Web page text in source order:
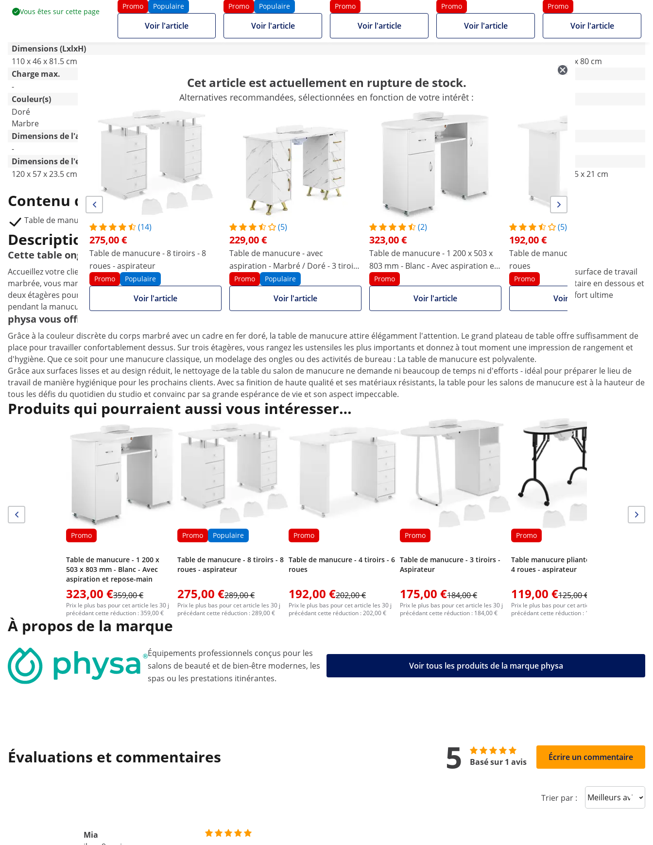
Doré - 3 tiroirs - Repose-
mains
Vous êtes sur cette page
aspirateur
Promo Populaire
Voir l'article
- 3 tiroirs - repose-mains
Promo Populaire
Voir l'article
Blanc - Avec aspiration et
repose-main
Promo
Voir l'article
Promo
Voir l'article
Promo
Voir l'article
Dimensions (LxlxH)
110 x 46 x 81.5 cm
120 x 45 x 80 cm
Charge max.
-
- 50 kg 70 kg
Couleur(s)
Doré
Marbre
Blanc Blanc
Dimensions de l'armoire [cm]
-
26 x 33.5 x 49 / 71,5
Dimensions de l'envoi (LxlxH)
120 x 57 x 23.5 cm
185.5 x 101.5 x 47 cm 177 x 126 x 41.5 cm 207.5 x 105 x 40 cm
128 x 53.5 x 21 cm
Comparer plus de caractéristiques
Contenu de la livraison
Table de manucure PHY_MC11
Cet article est actuellement en rupture de stock.
Alternatives recommandées, sélectionnées en fonction de votre intérêt :
(14)
275,00 €
Table de manucure - 8 tiroirs - 8
roues - aspirateur
Promo Populaire
Voir l'article
(5)
229,00 €
Table de manucure - avec
aspiration - Marbré / Doré - 3 tiroirs
- repose-mains
Promo Populaire
Voir l'article
(2)
323,00 €
Table de manucure - 1 200 x 503 x
803 mm - Blanc - Avec aspiration et
repose-main
Promo
Voir l'article
(5)
192,00 €
Table de manucure - 4 tiroirs - 6
roues
Promo
Voir l'article
Description du produit
Cette table onglerie parfaite avec un cadre en fer du plus bel effet
Accueillez votre clientèle dans votre salon de manucure, votre spa ou votre salon de beauté à la table à ongles professionnelle et élégante de physa. Sur la surface de travail
marbrée, vous manucurez et vernissez les ongles avec des résultats parfaits. Un joli cadre en fer relie le plateau de la table ainsi qu'une surface supplémentaire en dessous et
deux étagères pour former un ensemble qui transforme votre poste de travail en un point de mire. Un repose-mains inclus dans la livraison assure un confort ultime
pendant la manucure.
physa vous offre avec une table prothésiste ongulaire santé & beauté au plus haut niveau
Grâce à la couleur discrète du corps marbré avec un cadre en fer doré, la table de manucure attire élégamment l'attention. Le grand plateau de table offre suffisamment de
place pour travailler confortablement dessus. Sur trois étagères, vous rangez les ustensiles les plus importants et donnez à tout moment une impression de rangement et
d'hygiène. Que ce soit pour une manucure classique, un modelage des ongles ou des activités de bureau : La table de manucure est polyvalente.
Grâce aux surfaces lisses et au design réduit, le nettoyage de la table du salon de manucure ne demande ni beaucoup de temps ni d'efforts - idéal pour préparer le lieu de
travail de manière hygiénique pour les prochains clients. Avec sa finition de haute qualité et ses matériaux résistants, la table pour les salons de manucure est à la hauteur de
tous les défis du quotidien du studio et convainc par sa grande espérance de vie et son aspect impeccable.
Produits qui pourraient aussi vous intéresser…
Promo
Table de manucure - 1 200 x
503 x 803 mm - Blanc - Avec
aspiration et repose-main
323,00 €359,00 €
Prix le plus bas pour cet article les 30 j
précédant cette réduction : 359,00 €
Promo Populaire
Table de manucure - 8 tiroirs - 8
roues - aspirateur
275,00 €289,00 €
Prix le plus bas pour cet article les 30 j
précédant cette réduction : 289,00 €
Promo
Table de manucure - 4 tiroirs - 6
roues
192,00 €202,00 €
Prix le plus bas pour cet article les 30 j
précédant cette réduction : 202,00 €
Promo
Table de manucure - 3 tiroirs -
Aspirateur
175,00 €184,00 €
Prix le plus bas pour cet article les 30 j
précédant cette réduction : 184,00 €
Promo
Table manucure pliante - blanc -
4 roues - aspirateur
119,00 €125,00 €
Prix le plus bas pour cet article les 30 j
précédant cette réduction : 125,00 €
À propos de la marque
Équipements professionnels conçus pour les
salons de beauté et de bien-être modernes, les
spas ou les prestations itinérantes.
Voir tous les produits de la marque physa
Évaluations et commentaires 5 Basé sur 1 avis Écrire un commentaire
Trier par : Sort reviews
Mia